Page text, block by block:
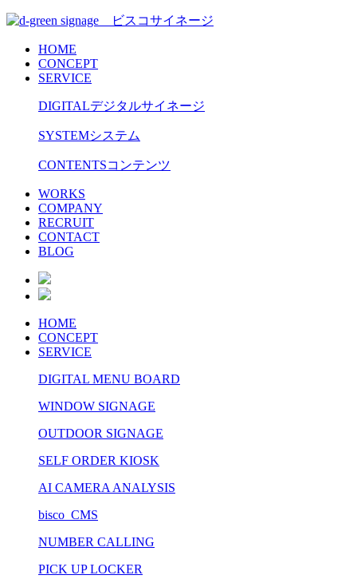
HOME
CONCEPT
SERVICE
DIGITALデジタルサイネージ
SYSTEMシステム
CONTENTSコンテンツ
WORKS
COMPANY
RECRUIT
CONTACT
BLOG
HOME
CONCEPT
SERVICE
DIGITAL MENU BOARD
WINDOW SIGNAGE
OUTDOOR SIGNAGE
SELF ORDER KIOSK
AI CAMERA ANALYSIS
bisco CMS
NUMBER CALLING
PICK UP LOCKER